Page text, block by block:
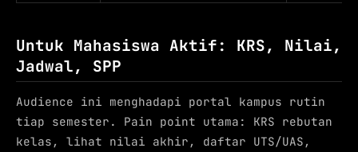
Untuk Mahasiswa Aktif: KRS, Nilai,
Jadwal, SPP
Audience ini menghadapi portal kampus rutin
tiap semester. Pain point utama: KRS rebutan
kelas, lihat nilai akhir, daftar UTS/UAS,